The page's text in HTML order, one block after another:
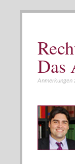
Das
Anmerkungen